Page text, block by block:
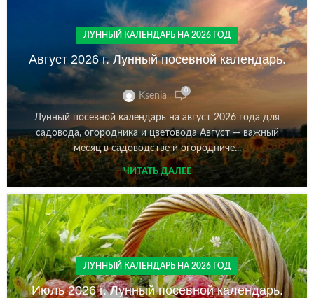
ЛУННЫЙ КАЛЕНДАРЬ НА 2026 ГОД
Август 2026 г. Лунный посевной календарь.
Ksenia 0
Лунный посевной календарь на август 2026 года для
садовода, огородника и цветовода Август — важный
месяц в садоводстве и огородниче...
ЧИТАТЬ ДАЛЕЕ
ЛУННЫЙ КАЛЕНДАРЬ НА 2026 ГОД
Июль 2026 г. Лунный посевной календарь.